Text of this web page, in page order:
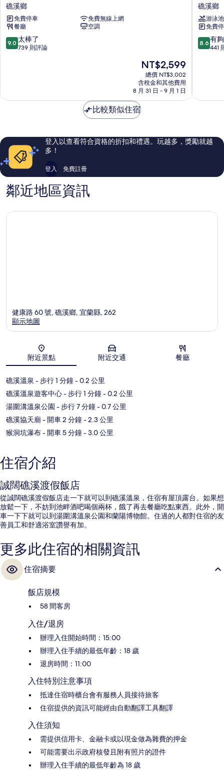
旅
礁
溪
礁
溪
礁溪鄉
免費停車
免費無線上網
餐廳
空調
9.0
分，
棒
評
論
9.0 太棒了
739 則評論
現
在
價
格
為
NT$2,599
NT$2,599
總價 NT$3,002
含稅金和其他費用
8 月 31 日 - 9 月 1 日
麒
麟
酒
店
礁
礁溪鄉
游泳池
免費
8.6
分，
夠
評
論
8.6 有
441
比較類似住宿
登入以查看符合資格的折扣和禮遇。玩越多，獎勵就越
多！
登入 免費註冊
鄰近地區資訊
地圖
健康路 60 號, 礁溪鄉, 宜蘭縣, 262
顯示地圖
附近景點 附近交通 餐廳
礁溪溫泉 - 步行 1 分鐘- 0.2 公里
礁溪溫泉遊客中心- 步行 1 分鐘- 0.2 公里
湯圍溝溫泉公園 - 步行 7 分鐘- 0.7 公里
礁溪協天廟 - 開車 2 分鐘- 2.3 公里
猴洞坑瀑布- 開車 5 分鐘- 3.0 公里
住宿介紹
誠闊礁溪渡假飯店
從誠闊礁溪渡假飯店走一下就可以到礁溪溫泉，住宿有屋頂露台。如果想
放鬆一下，不妨到池畔酒吧喝個兩杯，餓了再去餐廳吃點東西。此外，開
車一下下就可以到湯圍溝溫泉公園和蘭陽博物館。住過的人都對住宿的友
善員工和舒適浴室讚譽有加。
更多此住宿的相關資訊
住宿摘要
飯店規模
58 間客房
入住/退房
辦理入住開始時間：15:00
辦理入住手續的最低年齡：18 歲
退房時間：11:00
入住特別注意事項
抵達住宿時櫃台會有服務人員接待旅客
住宿提供的資訊可能經由自動翻譯工具翻譯
入住須知
需提供信用卡、金融卡或以現金做為雜費的押金
可能需要出示政府核發且附有照片的證件
辦理入住手續的最低年齡為 18 歲